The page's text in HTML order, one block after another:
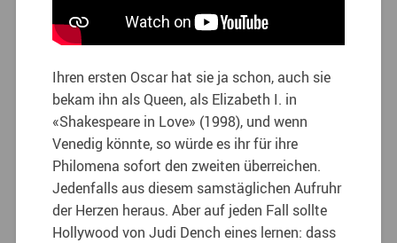
Ihren ersten Oscar hat sie ja schon, auch sie
bekam ihn als Queen, als Elizabeth I. in
«Shakespeare in Love» (1998), und wenn
Venedig könnte, so würde es ihr für ihre
Philomena sofort den zweiten überreichen.
Jedenfalls aus diesem samstäglichen Aufruhr
der Herzen heraus. Aber auf jeden Fall sollte
Hollywood von Judi Dench eines lernen: dass